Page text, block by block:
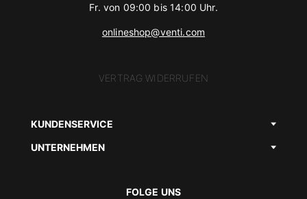
Fr. von 09:00 bis 14:00 Uhr.
onlineshop@venti.com
VERTRAG WIDERRUFEN
KUNDENSERVICE
UNTERNEHMEN
FOLGE UNS